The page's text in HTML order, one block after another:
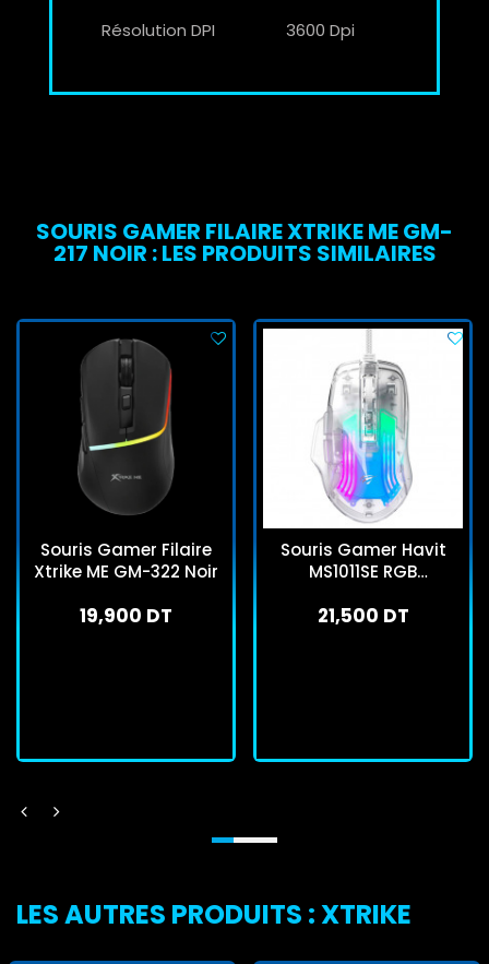
Résolution DPI 3600 Dpi
SOURIS GAMER FILAIRE XTRIKE ME GM-
217 NOIR : LES PRODUITS SIMILAIRES
Souris Gamer Filaire
Xtrike ME GM-322 Noir
19,900 DT
Souris Gamer Havit
MS1011SE RGB
21,500 DT
LES AUTRES PRODUITS : XTRIKE